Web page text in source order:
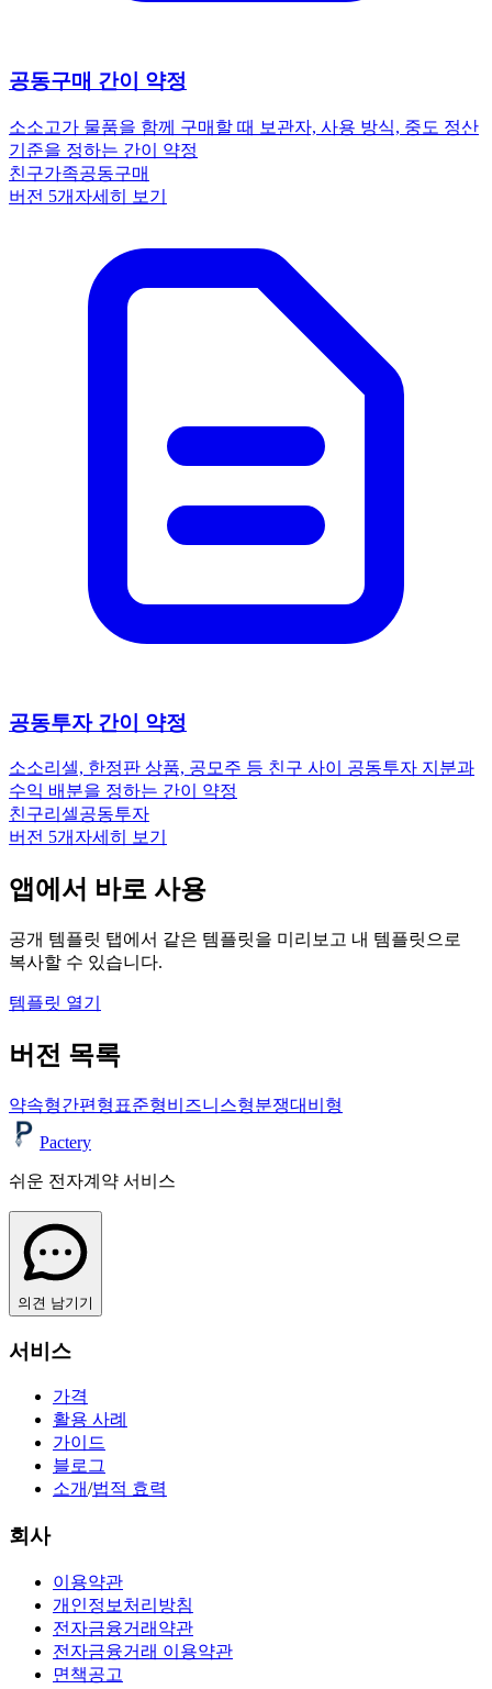
공동구매 간이 약정
소소고가 물품을 함께 구매할 때 보관자, 사용 방식, 중도 정산
기준을 정하는 간이 약정
친구가족공동구매
버전 5개 자세히 보기
공동투자 간이 약정
소소리셀, 한정판 상품, 공모주 등 친구 사이 공동투자 지분과
수익 배분을 정하는 간이 약정
친구리셀공동투자
버전 5개 자세히 보기
앱에서 바로 사용
공개 템플릿 탭에서 같은 템플릿을 미리보고 내 템플릿으로
복사할 수 있습니다.
템플릿 열기
버전 목록
약속형간편형 표준형비즈니스형분쟁대비형
Pactery
쉬운 전자계약 서비스
의견 남기기
서비스
가격
활용 사례
가이드
블로그
소개/법적 효력
회사
이용약관
개인정보처리방침
전자금융거래약관
전자금융거래 이용약관
면책공고